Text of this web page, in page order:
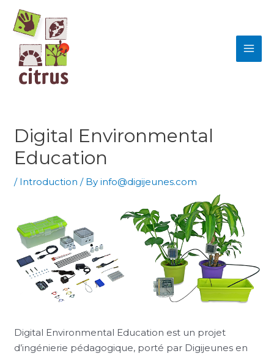
content
Digital Environmental
Education
/ Introduction / Byinfo@digijeunes.com
Digital Environmental Education est un projet
d’ingénierie pédagogique, porté par Digijeunes en